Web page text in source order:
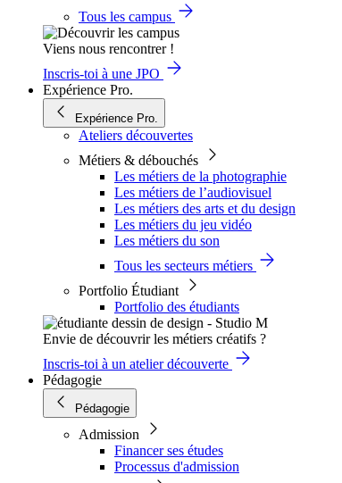
Tous les campus
Viens nous rencontrer !
Inscris-toi à une JPO
Expérience Pro.
Expérience Pro.
Ateliers découvertes
Métiers & débouchés
Les métiers de la photographie
Les métiers de l’audiovisuel
Les métiers des arts et du design
Les métiers du jeu vidéo
Les métiers du son
Tous les secteurs métiers
Portfolio Étudiant
Portfolio des étudiants
Envie de découvrir les métiers créatifs ?
Inscris-toi à un atelier découverte
Pédagogie
Pédagogie
Admission
Financer ses études
Processus d'admission